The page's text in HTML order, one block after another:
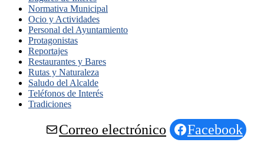
Normativa Municipal
Ocio y Actividades
Personal del Ayuntamiento
Protagonistas
Reportajes
Restaurantes y Bares
Rutas y Naturaleza
Saludo del Alcalde
Teléfonos de Interés
Tradiciones
Correo electrónico Facebook